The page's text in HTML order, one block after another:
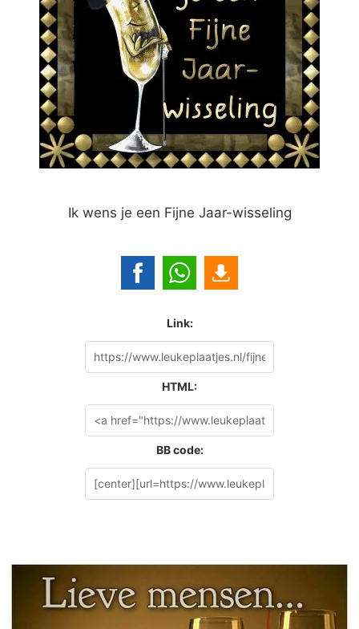
Ik wens je een Fijne Jaar-wisseling
Link:
HTML:
BB code: